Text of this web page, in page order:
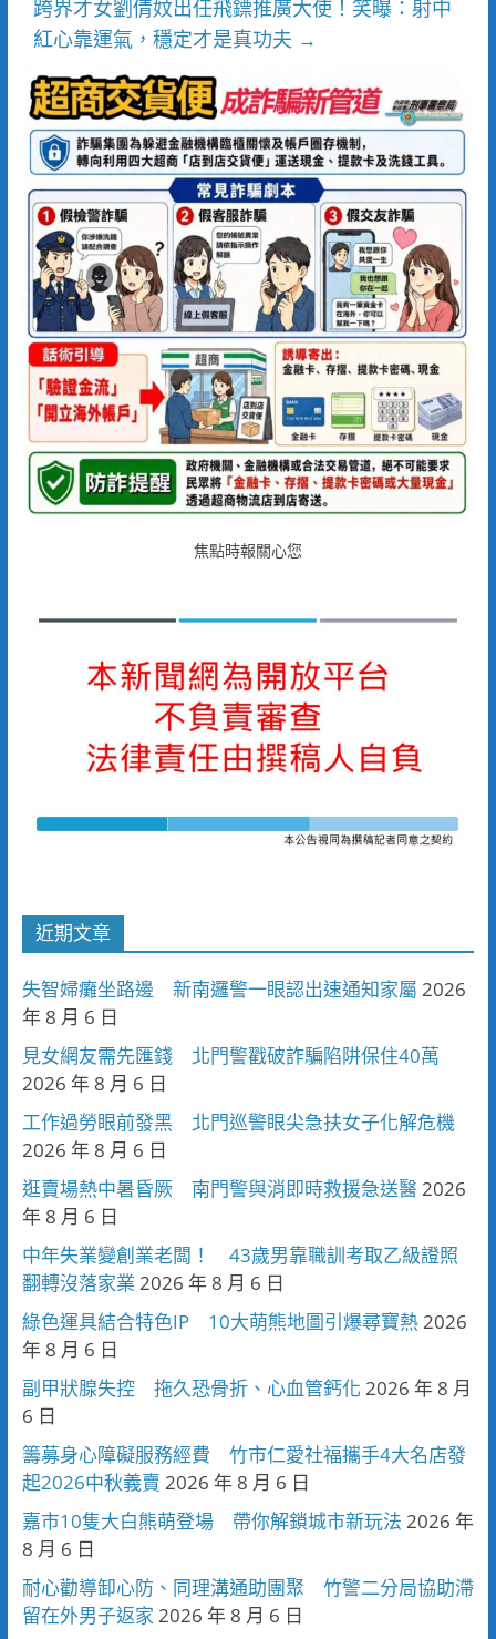
跨界才女劉倩妏出任飛鏢推廣大使！笑曝：射中
紅心靠運氣，穩定才是真功夫 →
焦點時報關心您
近期文章
失智婦癱坐路邊 新南邏警一眼認出速通知家屬 2026
年 8 月 6 日
見女網友需先匯錢 北門警戳破詐騙陷阱保住40萬
2026 年 8 月 6 日
工作過勞眼前發黑 北門巡警眼尖急扶女子化解危機
2026 年 8 月 6 日
逛賣場熱中暑昏厥 南門警與消即時救援急送醫2026
年 8 月 6 日
中年失業變創業老闆！ 43歲男靠職訓考取乙級證照
翻轉沒落家業 2026 年 8 月 6 日
綠色運具結合特色IP 10大萌熊地圖引爆尋寶熱2026
年 8 月 6 日
副甲狀腺失控 拖久恐骨折、心血管鈣化 2026 年 8 月
6 日
籌募身心障礙服務經費 竹市仁愛社福攜手4大名店發
起2026中秋義賣 2026 年 8 月 6 日
嘉市10隻大白熊萌登場 帶你解鎖城市新玩法 2026 年
8 月 6 日
耐心勸導卸心防、同理溝通助團聚 竹警二分局協助滯
留在外男子返家 2026 年 8 月 6 日